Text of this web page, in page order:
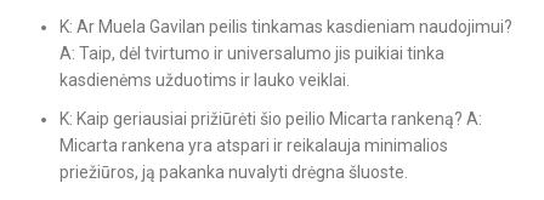
K: Ar Muela Gavilan peilis tinkamas kasdieniam naudojimui?
A: Taip, dėl tvirtumo ir universalumo jis puikiai tinka
kasdienėms užduotims ir lauko veiklai.
K: Kaip geriausiai prižiūrėti šio peilio Micarta rankeną? A:
Micarta rankena yra atspari ir reikalauja minimalios
priežiūros, ją pakanka nuvalyti drėgna šluoste.